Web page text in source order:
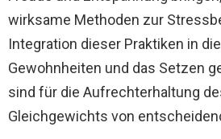
wirksame Methoden zur
Integration dieser Praktiken in
Gewohnheiten und das Setzen
sind für die Aufrechterhaltung
Gleichgewichts von